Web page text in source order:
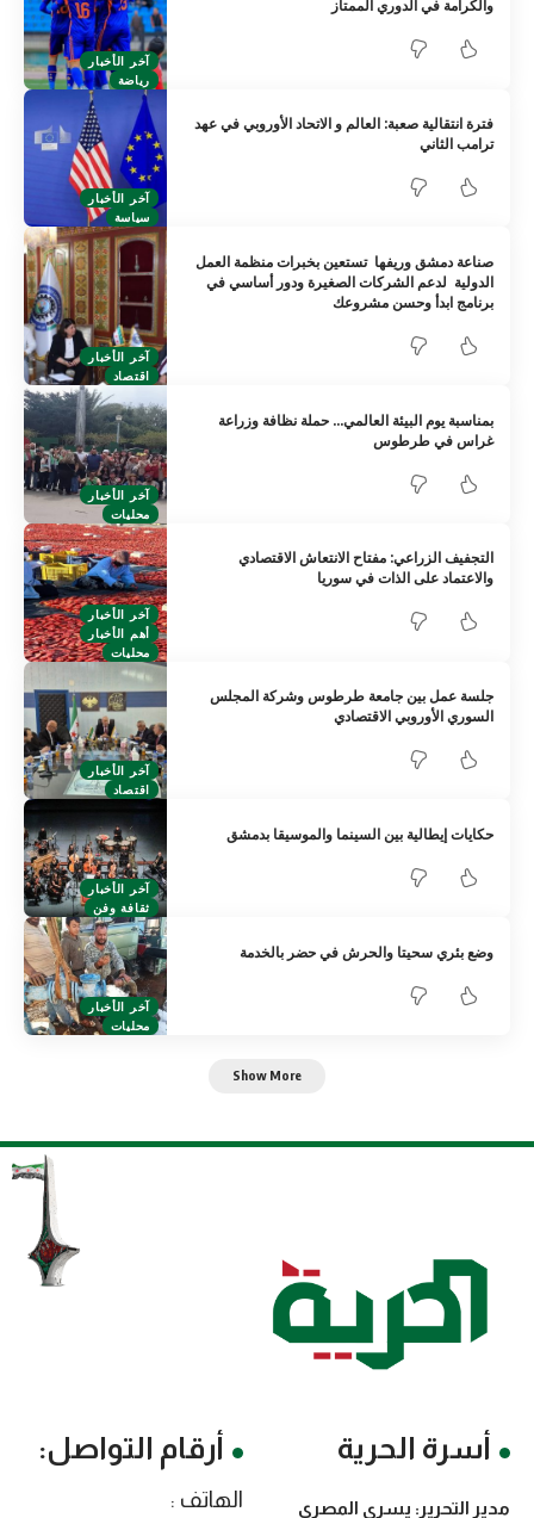
آخر الأخبار
رياضة
والكرامة في الدوري الممتاز
آخر الأخبار
سياسة
فترة انتقالية صعبة: العالم و الاتحاد الأوروبي في عهد
ترامب الثاني
آخر الأخبار
اقتصاد
صناعة دمشق وريفها تستعين بخبرات منظمة العمل
الدولية لدعم الشركات الصغيرة ودور أساسي في
برنامج ابدأ وحسن مشروعك
آخر الأخبار
محليات
بمناسبة يوم البيئة العالمي… حملة نظافة وزراعة
غراس في طرطوس
آخر الأخبار
أهم الأخبار
محليات
التجفيف الزراعي: مفتاح الانتعاش الاقتصادي
والاعتماد على الذات في سوريا
آخر الأخبار
اقتصاد
جلسة عمل بين جامعة طرطوس وشركة المجلس
السوري الأوروبي الاقتصادي
آخر الأخبار
ثقافة وفن
حكايات إيطالية بين السينما والموسيقا بدمشق
آخر الأخبار
محليات
وضع بئري سحيتا والحرش في حضر بالخدمة
Show More
أسرة الحرية
مدير التحرير: يسرى المصري
أرقام التواصل:
الهاتف :